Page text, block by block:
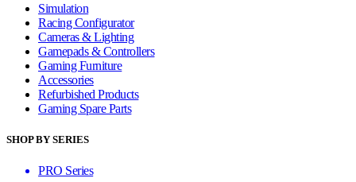
Simulation
Racing Configurator
Cameras & Lighting
Gamepads & Controllers
Gaming Furniture
Accessories
Refurbished Products
Gaming Spare Parts
SHOP BY SERIES
PRO Series